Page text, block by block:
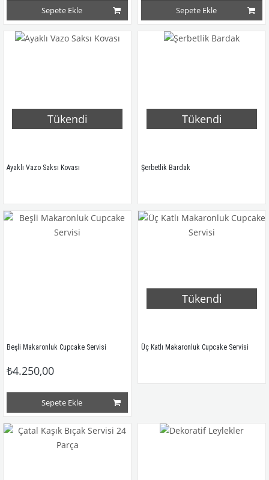
Sepete Ekle Sepete Ekle
Tükendi
Ayaklı Vazo Saksı Kovası
Tükendi
Şerbetlik Bardak
Beşli Makaronluk Cupcake Servisi
₺4.250,00
Sepete Ekle
Tükendi
Üç Katlı Makaronluk Cupcake Servisi